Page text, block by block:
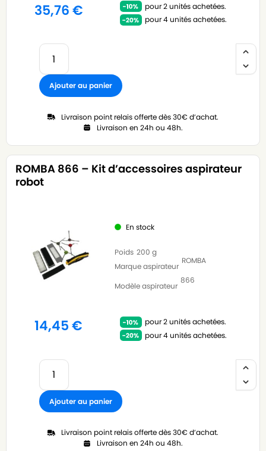
35,76€
pour 2 unités achetées.
pour 4 unités achetées.
Ajouter au panier
Livraison point relais offerte dès 30€ d’achat.
Livraison en 24h ou 48h.
ROMBA 866 – Kit d’accessoires aspirateur
robot
En stock
Poids 200 g
Marque aspirateur
ROMBA
Modèle aspirateur
866
14,45€
pour 2 unités achetées.
pour 4 unités achetées.
Ajouter au panier
Livraison point relais offerte dès 30€ d’achat.
Livraison en 24h ou 48h.